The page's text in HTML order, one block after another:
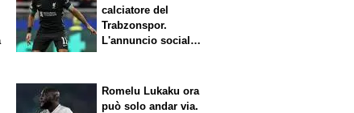
calciatore del
Trabzonspor.
L'annuncio social
Romelu Lukaku ora
può solo andar via.